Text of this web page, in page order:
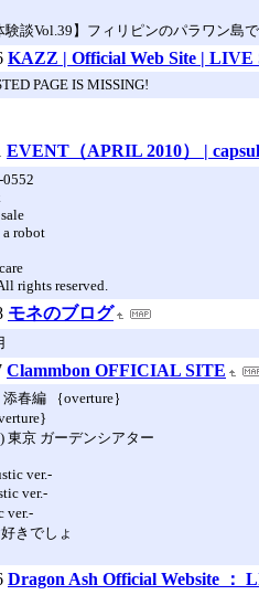
験談Vol.39】フィリピンのパラワン島
KAZZ | Official Web Site | LIVE
PAGE IS MISSING!
EVENT（APRIL 2010） |
0552
a robot
rights reserved.
モネのブログ
Clammbon OFFICIAL SITE
春編 ｛overture｝
東京 ガーデンシアター
ver.-
ver.-
ver.-
きでしょ
Dragon Ash Official Website ：